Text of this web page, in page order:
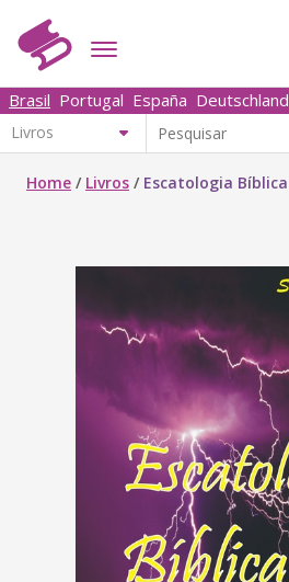
Brasil Portugal España Deutschland
Home / Livros / Escatologia Bíblica